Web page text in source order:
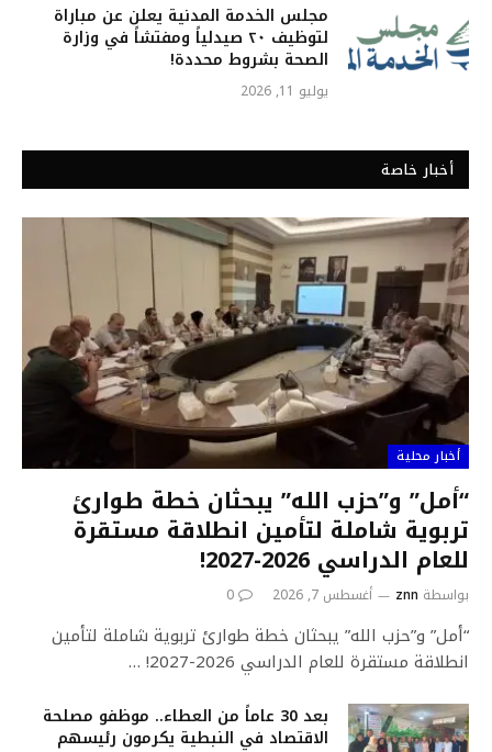
مجلس الخدمة المدنية يعلن عن مباراة
لتوظيف ٢٠ صيدلياً ومفتشاً في وزارة
الصحة بشروط محددة!
يوليو 11, 2026
أخبار خاصة
أخبار محلية
“أمل” و”حزب الله” يبحثان خطة طوارئ
تربوية شاملة لتأمين انطلاقة مستقرة
للعام الدراسي 2026-2027!
بواسطة znn أغسطس 7, 2026 0
“أمل” و”حزب الله” يبحثان خطة طوارئ تربوية شاملة لتأمين
انطلاقة مستقرة للعام الدراسي 2026-2027! …
بعد 30 عاماً من العطاء.. موظفو مصلحة
الاقتصاد في النبطية يكرمون رئيسهم